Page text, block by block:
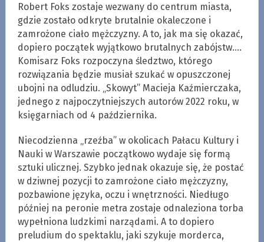
Robert Foks zostaje wezwany do centrum miasta,
gdzie zostało odkryte brutalnie okaleczone i
zamrożone ciało mężczyzny. A to, jak ma się okazać,
dopiero początek wyjątkowo brutalnych zabójstw.…
Komisarz Foks rozpoczyna śledztwo, którego
rozwiązania będzie musiał szukać w opuszczonej
ubojni na odludziu. „Skowyt” Macieja Kaźmierczaka,
jednego z najpoczytniejszych autorów 2022 roku, w
księgarniach od 4 października.
Niecodzienna „rzeźba” w okolicach Pałacu Kultury i
Nauki w Warszawie początkowo wydaje się formą
sztuki ulicznej. Szybko jednak okazuje się, że postać
w dziwnej pozycji to zamrożone ciało mężczyzny,
pozbawione języka, oczu i wnętrzności. Niedługo
później na peronie metra zostaje odnaleziona torba
wypełniona ludzkimi narządami. A to dopiero
preludium do spektaklu, jaki szykuje morderca,